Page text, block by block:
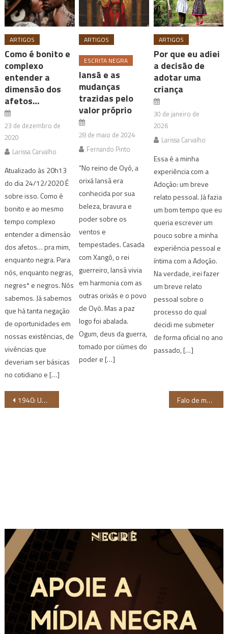
ARTIGOS
Como é bonito e
complexo
entender a
dimensão dos
afetos…
23 de dezembro de
2020
Larissa Carvalho
Atualizado às 20h13
do dia 24/12/2020 É
sobre isso. Como é
bonito e ao mesmo
tempo complexo
entender a dimensão
dos afetos… pra mim,
enquanto negra. Para
nós, enquanto negras,
negres* e negros. Nós
sabemos. Já sabemos
que há tanta negação
de oportunidades em
nossas existências, de
vivências que
deveriam ser básicas
no cotidiano e […]
ARTIGOS
ESCRITA NEGRA
Iansã e as
mudanças
trazidas pelo
valor próprio
28 de maio de 2024
Fernando Pinto
“No reino de Oyó, a
orixá Iansã era
conhecida por sua
beleza, bravura e
poder sobre os
ventos e
tempestades. Casada
com Xangô, o rei
guerreiro, Iansã vivia
em harmonia com as
outras orixás e o povo
de Oyó. Mas a paz
logo foi abalada.
Ogum, deus da guerra,
tomado por ciúmes do
poder e […]
ARTIGOS
Por que eu adiei
a decisão de
adotar uma
criança
30 de janeiro de
2026
Larissa Carvalho
Essa é a minha
experiência com a
Adoção: um breve
relato pessoal. Já fazia
um bom tempo que eu
queria escrever um
pouco sobre a minha
experiência pessoal e
íntima com a Adoção.
Na verdade, irei fazer
um breve relato
pessoal sobre o
processo do qual
decidi me submeter
de forma oficial no ano
passado, […]
Navegação
1940: Uma Hollywood recriada Falo de memória viva em nós: pretas e pretos em movimento